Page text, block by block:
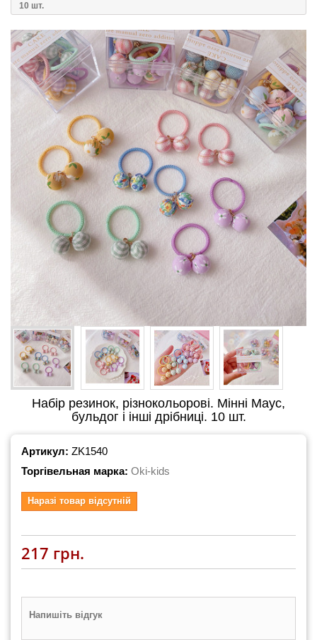
10 шт.
Набір резинок, різнокольорові. Мінні Маус,
бульдог і інші дрібниці. 10 шт.
Артикул: ZK1540
Торгівельная марка: Oki-kids
Наразі товар відсутній
217 грн.
Напишіть відгук